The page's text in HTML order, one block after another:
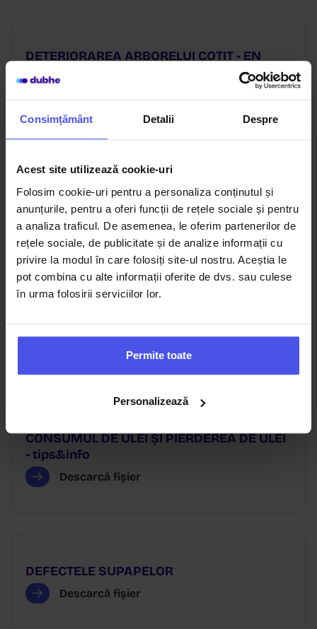
Consimțământ Detalii Despre
Acest site utilizează cookie-uri
Folosim cookie-uri pentru a personaliza conținutul și
anunțurile, pentru a oferi funcții de rețele sociale și pentru
a analiza traficul. De asemenea, le oferim partenerilor de
rețele sociale, de publicitate și de analize informații cu
privire la modul în care folosiți site-ul nostru. Aceștia le
pot combina cu alte informații oferite de dvs. sau culese
în urma folosirii serviciilor lor.
Permite toate
Personalizează
DETERIORAREA ARBORELUI COTIT - EN
Descarcă fișier
DAUNE PROVOCATE DE PORNIREA
MOTORULUI LA RALANTI
Descarcă fișier
- cauze
CONSUMUL DE ULEI ŞI PIERDEREA DE ULEI
- tips&info
Descarcă fișier
DEFECTELE SUPAPELOR
Descarcă fișier